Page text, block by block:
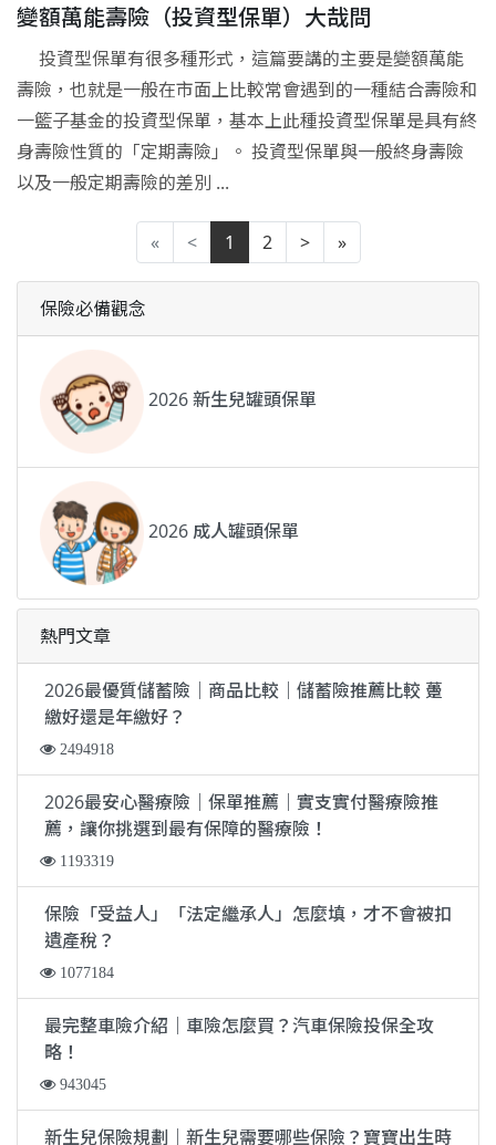
變額萬能壽險（投資型保單）大哉問
投資型保單有很多種形式，這篇要講的主要是變額萬能
壽險，也就是一般在市面上比較常會遇到的一種結合壽險和
一籃子基金的投資型保單，基本上此種投資型保單是具有終
身壽險性質的「定期壽險」。 投資型保單與一般終身壽險
以及一般定期壽險的差別 ...
« < 1 2 > »
保險必備觀念
2026 新生兒罐頭保單
2026 成人罐頭保單
熱門文章
2026最優質儲蓄險｜商品比較｜儲蓄險推薦比較 躉
繳好還是年繳好？
2494918
2026最安心醫療險｜保單推薦｜實支實付醫療險推
薦，讓你挑選到最有保障的醫療險！
1193319
保險「受益人」「法定繼承人」怎麼填，才不會被扣
遺產稅？
1077184
最完整車險介紹｜車險怎麼買？汽車保險投保全攻
略！
943045
新生兒保險規劃｜新生兒需要哪些保險？寶寶出生時